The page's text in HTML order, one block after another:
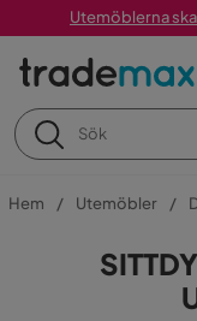
Utemöblerna
Hem Utemöbler